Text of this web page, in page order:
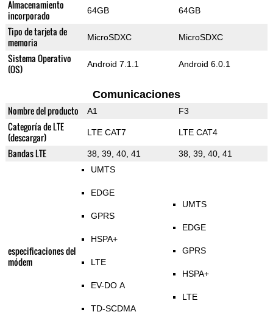
Almacenamiento
incorporado
64GB 64GB
Tipo de tarjeta de
memoria
MicroSDXC MicroSDXC
Sistema Operativo
(OS)
Android 7.1.1 Android 6.0.1
Comunicaciones
Nombre del producto A1 F3
Categoría de LTE
(descargar)
LTE CAT7 LTE CAT4
Bandas LTE 38, 39, 40, 41 38, 39, 40, 41
especificaciones del
módem
UMTS
EDGE
GPRS
HSPA+
LTE
EV-DO A
TD-SCDMA
UMTS
EDGE
GPRS
HSPA+
LTE